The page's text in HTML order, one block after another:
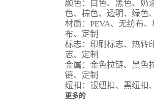
颜色：白色、黑色、奶
色、棕色、透明、绿色
材质：PEVA、无纺布
布、定制
标志：印刷标志、热转
志、定制
金属：金色拉链、黑色
链、定制
纽扣：银纽扣、黑纽扣
更多的